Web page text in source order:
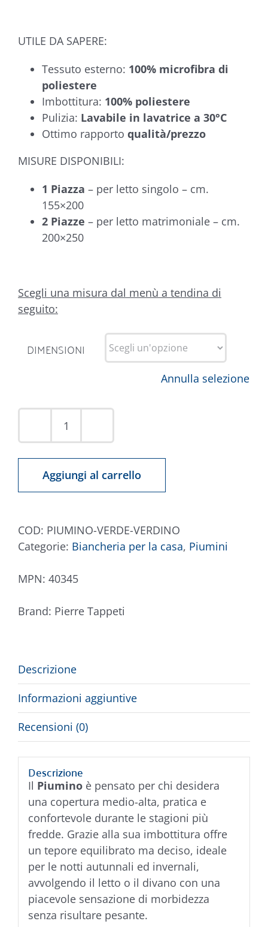
UTILE DA SAPERE:
Tessuto esterno: 100% microfibra di
poliestere
Imbottitura: 100% poliestere
Pulizia: Lavabile in lavatrice a 30°C
Ottimo rapporto qualità/prezzo
MISURE DISPONIBILI:
1 Piazza – per letto singolo – cm.
155×200
2 Piazze – per letto matrimoniale – cm.
200×250
Scegli una misura dal menù a tendina di
seguito:
DIMENSIONI
Annulla selezione
Piumino
CasaChic
quantità
Aggiungi al carrello
COD: PIUMINO-VERDE-VERDINO
Categorie: Biancheria per la casa, Piumini
MPN: 40345
Brand: Pierre Tappeti
Descrizione
Informazioni aggiuntive
Recensioni (0)
Descrizione
Il Piuminoè pensato per chi desidera
una copertura medio-alta, pratica e
confortevole durante le stagioni più
fredde. Grazie alla sua imbottitura offre
un tepore equilibrato ma deciso, ideale
per le notti autunnali ed invernali,
avvolgendo il letto o il divano con una
piacevole sensazione di morbidezza
senza risultare pesante.